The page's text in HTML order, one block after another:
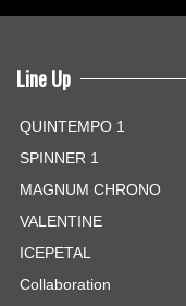
Line Up
QUINTEMPO 1
SPINNER 1
MAGNUM CHRONO
VALENTINE
ICEPETAL
Collaboration